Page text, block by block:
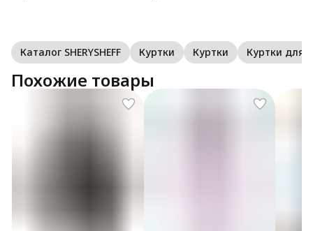
Каталог SHERYSHEFF Куртки Куртки Куртки для
Похожие товары